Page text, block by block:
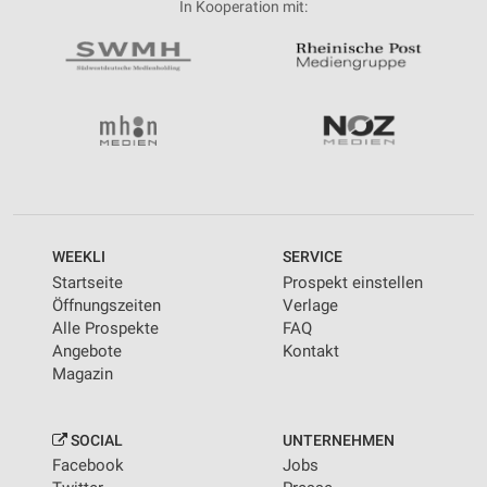
In Kooperation mit:
WEEKLI
Startseite
Öffnungszeiten
Alle Prospekte
Angebote
Magazin
SERVICE
Prospekt einstellen
Verlage
FAQ
Kontakt
SOCIAL
Facebook
UNTERNEHMEN
Jobs